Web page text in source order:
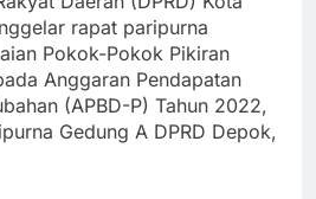
rapat paripurna
Pokok-Pokok Pikiran
Anggaran Pendapatan
(APBD-P) Tahun 2022,
Gedung A DPRD Depok,